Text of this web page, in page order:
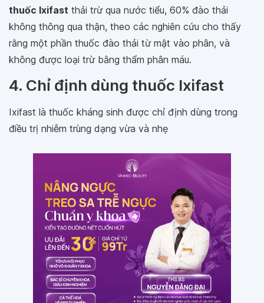
thuốc Ixifast thải trừ qua nước tiểu, 60% đào thải
không thông qua thận, theo các nghiên cứu cho thấy
rằng một phần thuốc đào thải từ mật vào phân, và
không được loại trừ bằng thẩm phân máu.
4. Chỉ định dùng thuốc Ixifast
Ixifast là thuốc kháng sinh được chỉ định dùng trong
điều trị nhiễm trùng dạng vừa và nhẹ